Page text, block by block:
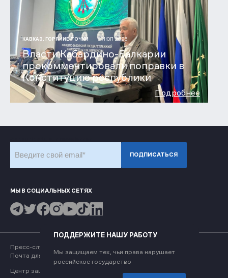
КАВКАЗ. ГОРЯЧИЕ ТОЧКИ 9 ИЮЛ 2026
Власти Кабардино-Балкарии
прокомментировали поправки в
Конституцию республики
Подробнее
ПОДПИСАТЬСЯ
МЫ В СОЦИАЛЬНЫХ СЕТЯХ
Пресс-служба
Почта для обращений coordinator@memohrc.org
Центр защиты прав человека «Мемориал» использует
ПОДДЕРЖИТЕ НАШУ РАБОТУ
Мы защищаем тех, чьи права нарушает
российское государство